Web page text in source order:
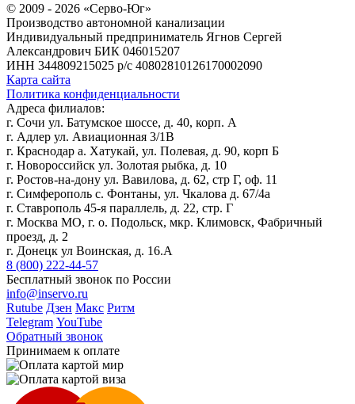
© 2009 - 2026 «Серво-Юг»
Производство автономной канализации
Индивидуальный предприниматель Ягнов Сергей
Александрович БИК 046015207
ИНН 344809215025 р/с 40802810126170002090
Карта сайта
Политика конфиденциальности
Адреса филиалов:
г. Сочи ул. Батумское шоссе, д. 40, корп. А
г. Адлер ул. Авиационная 3/1В
г. Краснодар а. Хатукай, ул. Полевая, д. 90, корп Б
г. Новороссийск ул. Золотая рыбка, д. 10
г. Ростов-на-дону ул. Вавилова, д. 62, стр Г, оф. 11
г. Симферополь с. Фонтаны, ул. Чкалова д. 67/4а
г. Ставрополь 45-я параллель, д. 22, стр. Г
г. Москва МО, г. о. Подольск, мкр. Климовск, Фабричный
проезд, д. 2
г. Донецк ул Воинская, д. 16.А
8 (800) 222-44-57
Бесплатный звонок по России
info@inservo.ru
Rutube Дзен Макс Ритм
Telegram YouTube
Обратный звонок
Принимаем к оплате